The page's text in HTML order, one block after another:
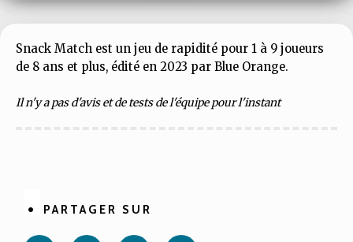
Snack Match est un jeu de rapidité pour 1 à 9 joueurs
de 8 ans et plus, édité en 2023 par Blue Orange.
Il n'y a pas d'avis et de tests de l'équipe pour l'instant
PARTAGER SUR
PartagerPartager